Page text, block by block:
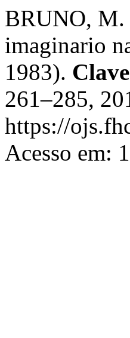
BRUNO, M.
imaginario
1983).
261–285,
https://
Acesso em: